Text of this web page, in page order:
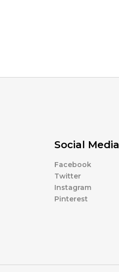
Social Media
Facebook
Twitter
Instagram
Pinterest